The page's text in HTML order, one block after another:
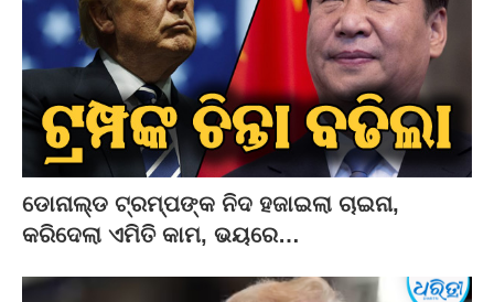
ଡୋନାଲ୍ଡ ଟ୍ରମ୍ପଙ୍କ ନିଦ ହଜାଇଲା ଚାଇନା,
କରିଦେଲା ଏମିତି କାମ, ଭୟରେ…